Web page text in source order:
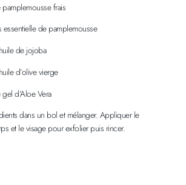
frais
de pamplemousse
de jojoba
d’olive vierge
d’Aloe Vera
dans un bol et mélanger. Appliquer le
et le visage pour exfolier puis rincer.